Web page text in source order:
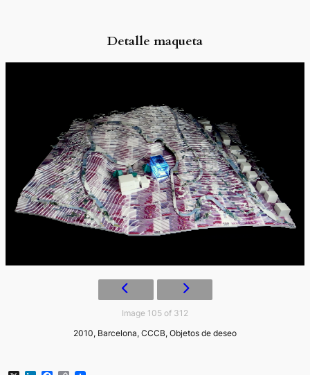
Detalle maqueta
Image 105 of 312
2010, Barcelona, CCCB, Objetos de deseo